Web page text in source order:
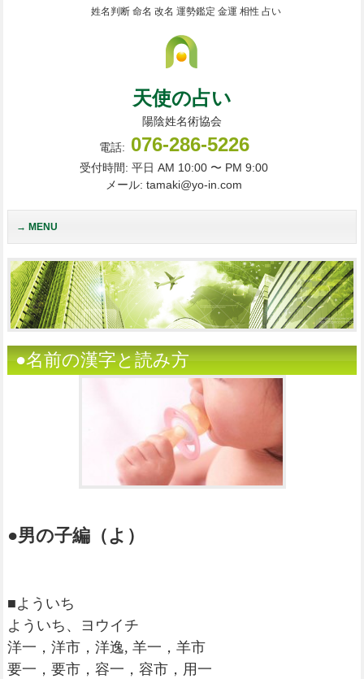
姓名判断 命名 改名 運勢鑑定 金運 相性 占い
天使の占い
陽陰姓名術協会
電話: 076-286-5226
受付時間: 平日 AM 10:00 〜 PM 9:00
メール: tamaki@yo-in.com
MENU
●名前の漢字と読み方
●男の子編（よ）
■よういち
よういち、ヨウイチ
洋一，洋市，洋逸, 羊一，羊市
要一，要市，容一，容市，用一